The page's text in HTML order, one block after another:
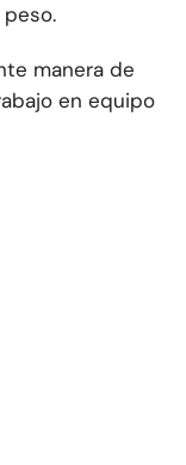
manera de
en equipo